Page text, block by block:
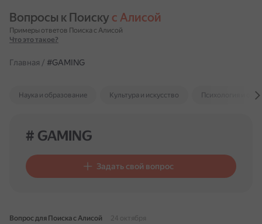
Вопросы к Поиску с Алисой
Примеры ответов Поиска с Алисой
Что это такое?
Главная / #GAMING
Наука и образование Культура и искусство Психология и
# GAMING
Задать свой вопрос
Вопрос для Поиска с Алисой
24 октября